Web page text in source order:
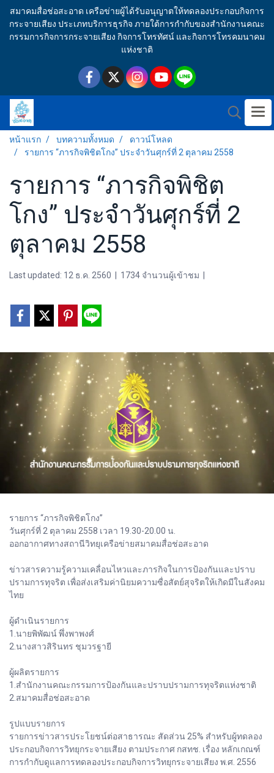
สมาคมสื่อช่อสะอาด เครือข่ายผู้ได้รับอนุญาตให้ทดลองประกอบกิจการ
กระจายเสียง ประเภทบริการธุรกิจ ภายใต้การกำกับของสำนักงานคณะ
กรรมการกิจการกระจายเสียง กิจการโทรทัศน์ และกิจการโทรคมนาคม
แห่งชาติ
หน้าแรก บทความทั้งหมด
ดาวน์โหลด
รายการ “ภารกิจพิชิตโกง” ประจำวันศุกร์ที่ 2 ตุลาคม 2558
รายการ “ภารกิจพิชิต
โกง” ประจำวันศุกร์ที่ 2
ตุลาคม 2558
Last updated: 12 ธ.ค. 2560 1734 จำนวนผู้เข้าชม
รายการ “ภารกิจพิชิตโกง”
วันศุกร์ที่ 2 ตุลาคม 2558 เวลา 19.30-20.00 น.
ออกอากาศทางสถานีวิทยุเครือข่ายสมาคมสื่อช่อสะอาด
ข่าวสารความรู้ความเคลื่อนไหวและภารกิจในการป้องกันและปราบ
ปรามการทุจริต เพื่อส่งเสริมค่านิยมความซื่อสัตย์สุจริตให้เกิดมีในสังคม
ไทย
ผู้ดำเนินรายการ
1.นายพิพัฒน์ พึ่งพาพงศ์
2.นางสาวสิรินทร ชุมวรฐายี
ผู้ผลิตรายการ
1.สำนักงานคณะกรรมการป้องกันและปราบปรามการทุจริตแห่งชาติ
2.สมาคมสื่อช่อสะอาด
รูปแบบรายการ
รายการข่าวสารประโยชน์ต่อสาธารณะ สัดส่วน 25% สำหรับผู้ทดลอง
ประกอบกิจการวิทยุกระจายเสียง ตามประกาศ กสทช. เรื่อง หลักเกณฑ์
การกำกับดูแลการทดลองประกอบกิจการวิทยุกระจายเสียง พ.ศ. 2556